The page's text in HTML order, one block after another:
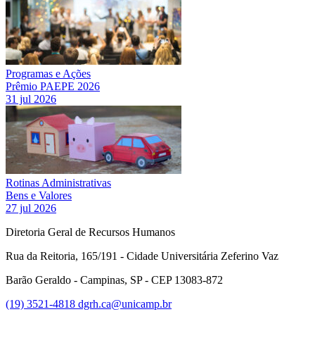
Programas e Ações
Prêmio PAEPE 2026
31 jul 2026
Rotinas Administrativas
Bens e Valores
27 jul 2026
Diretoria Geral de Recursos Humanos
Rua da Reitoria, 165/191 - Cidade Universitária Zeferino Vaz
Barão Geraldo - Campinas, SP - CEP 13083-872
(19) 3521-4818 dgrh.ca@unicamp.br